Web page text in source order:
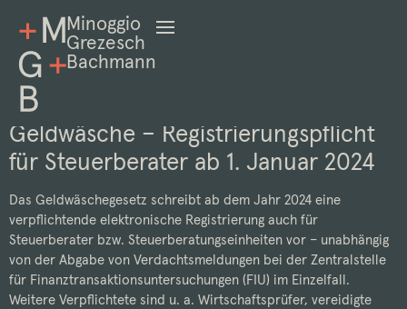
Minoggio
Grezesch
Bachmann
Geldwäsche – Registrierungspflicht
für Steuerberater ab 1. Januar 2024
Das Geldwäschegesetz schreibt ab dem Jahr 2024 eine
verpflichtende elektronische Registrierung auch für
Steuerberater bzw. Steuerberatungseinheiten vor – unabhängig
von der Abgabe von Verdachtsmeldungen bei der Zentralstelle
für Finanztransaktionsuntersuchungen (FIU) im Einzelfall.
Weitere Verpflichtete sind u. a. Wirtschaftsprüfer, vereidigte